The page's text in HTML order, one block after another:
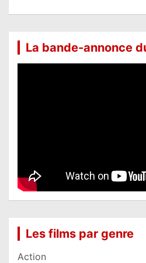
La bande-annonce
Les films par genre
Action